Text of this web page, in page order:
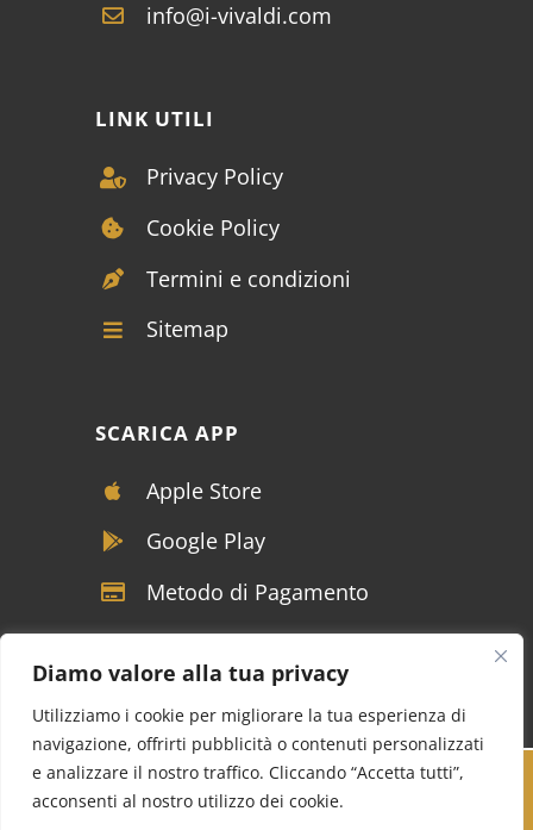
Diamo valore alla tua privacy
Utilizziamo i cookie per migliorare la tua esperienza di
navigazione, offrirti pubblicità o contenuti personalizzati
e analizzare il nostro traffico. Cliccando “Accetta tutti”,
acconsenti al nostro utilizzo dei cookie.
info@i-vivaldi.com
LINK UTILI
Privacy Policy
Cookie Policy
Termini e condizioni
Sitemap
SCARICA APP
Apple Store
Google Play
Metodo di Pagamento
Copyright © VIVALDI SRL - P.IVA 04117390122 -